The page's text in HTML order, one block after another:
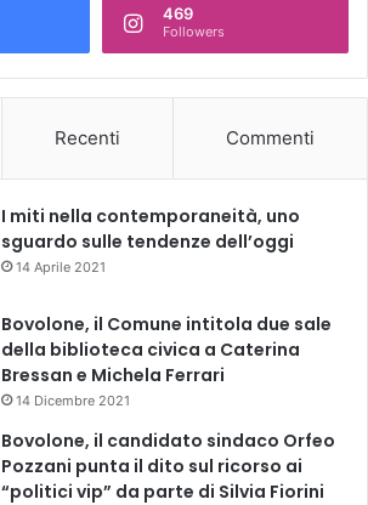
469
Followers
Recenti Commenti
I miti nella contemporaneità, uno
sguardo sulle tendenze dell’oggi
14 Aprile 2021
Bovolone, il Comune intitola due sale
della biblioteca civica a Caterina
Bressan e Michela Ferrari
14 Dicembre 2021
Bovolone, il candidato sindaco Orfeo
Pozzani punta il dito sul ricorso ai
“politici vip” da parte di Silvia Fiorini